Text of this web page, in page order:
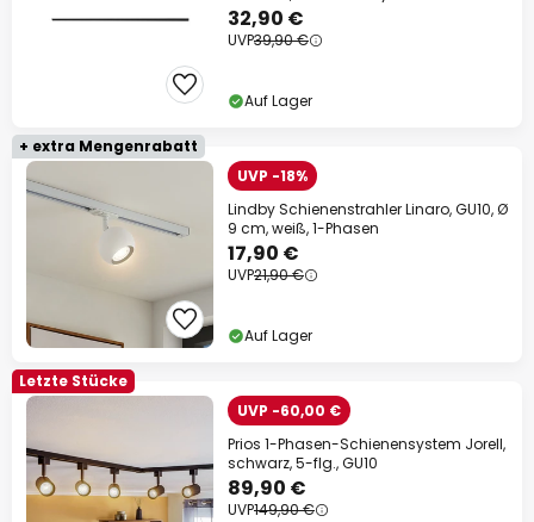
32,90 €
UVP39,90 €
Auf Lager
+ extra Mengenrabatt
UVP -18%
Lindby Schienenstrahler Linaro, GU10, Ø
9 cm, weiß, 1-Phasen
17,90 €
UVP21,90 €
Auf Lager
Letzte Stücke
UVP -60,00 €
Prios 1-Phasen-Schienensystem Jorell,
schwarz, 5-flg., GU10
89,90 €
UVP149,90 €